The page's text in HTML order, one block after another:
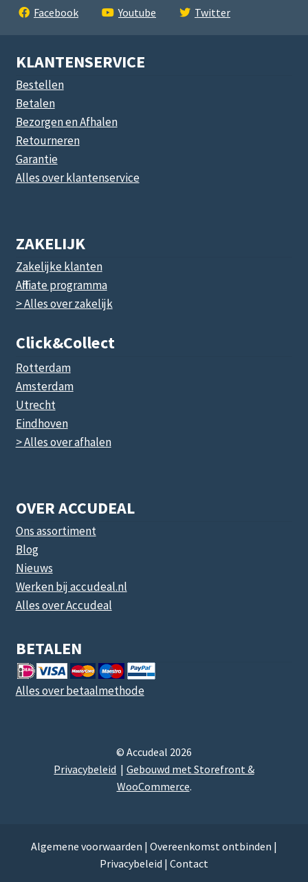
Facebook Youtube Twitter
KLANTENSERVICE
Bestellen
Betalen
Bezorgen en Afhalen
Retourneren
Garantie
Alles over klantenservice
ZAKELIJK
Zakelijke klanten
Affiliate programma
> Alles over zakelijk
Click&collect
Rotterdam
Amsterdam
Utrecht
Eindhoven
> Alles over afhalen
OVER ACCUDEAL
Ons assortiment
Blog
Nieuws
Werken bij accudeal.nl
Alles over Accudeal
BETALEN
Alles over betaalmethode
© Accudeal 2026
Privacybeleid
Gebouwd met Storefront &
WooCommerce.
Algemene voorwaarden | Overeenkomst ontbinden |
Privacybeleid | Contact